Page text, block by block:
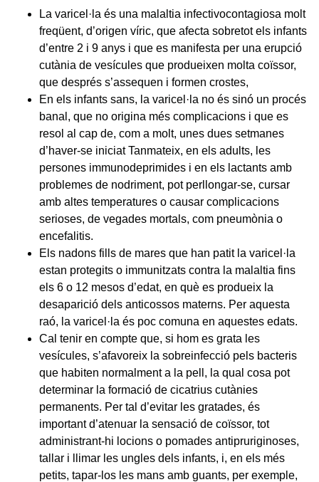
La varicel·la és una malaltia infectivocontagiosa molt
freqüent, d’origen víric, que afecta sobretot els infants
d’entre 2 i 9 anys i que es manifesta per una erupció
cutània de vesícules que produeixen molta coïssor,
que després s’assequen i formen crostes,
En els infants sans, la varicel·la no és sinó un procés
banal, que no origina més complicacions i que es
resol al cap de, com a molt, unes dues setmanes
d’haver-se iniciat Tanmateix, en els adults, les
persones immunodeprimides i en els lactants amb
problemes de nodriment, pot perllongar-se, cursar
amb altes temperatures o causar complicacions
serioses, de vegades mortals, com pneumònia o
encefalitis.
Els nadons fills de mares que han patit la varicel·la
estan protegits o immunitzats contra la malaltia fins
els 6 o 12 mesos d’edat, en què es produeix la
desaparició dels anticossos materns. Per aquesta
raó, la varicel·la és poc comuna en aquestes edats.
Cal tenir en compte que, si hom es grata les
vesícules, s’afavoreix la sobreinfecció pels bacteris
que habiten normalment a la pell, la qual cosa pot
determinar la formació de cicatrius cutànies
permanents. Per tal d’evitar les gratades, és
important d’atenuar la sensació de coïssor, tot
administrant-hi locions o pomades antipruriginoses,
tallar i llimar les ungles dels infants, i, en els més
petits, tapar-los les mans amb guants, per exemple,